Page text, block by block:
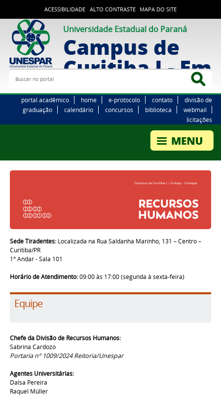
ACESSIBILIDADE ALTO CONTRASTE MAPA DO SITE
Universidade Estadual do Paraná
Campus de
Curitiba I -
Buscar no portal
portal acadêmico home e-protocolo contato
divisão de
graduação
calendário concursos biblioteca
webmail
licitações
Sede Tiradentes: Localizada na Rua Saldanha Marinho, 131 – Centro –
Curitiba/PR
1° Andar - Sala 101
Horário de Atendimento:09:00 às 17:00 (segunda à sexta-feira)
Equipe
Chefe da Divisão de Recursos Humanos:
Sabrina Cardozo
Portaria nº 1009/2024Reitoria/Unespar
Agentes Universitárias:
Daísa Pereira
Raquel Müller